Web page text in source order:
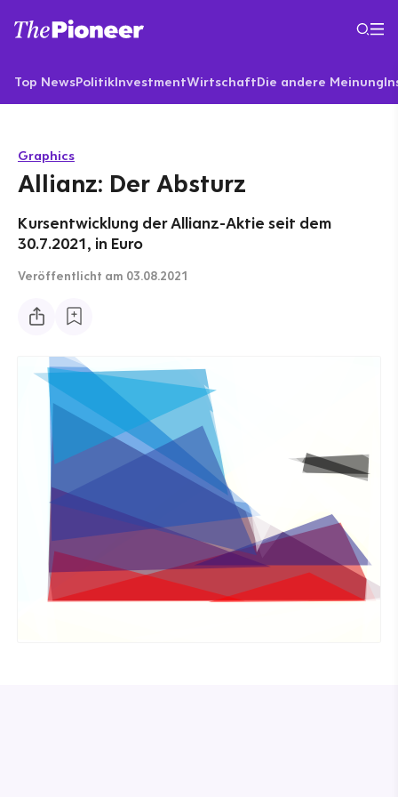
Top NewsPolitikInvestmentWirtschaftDie andere Meinung
Graphics
Allianz: Der Absturz
Kursentwicklung der Allianz-Aktie seit dem
30.7.2021, in Euro
Veröffentlicht am 03.08.2021